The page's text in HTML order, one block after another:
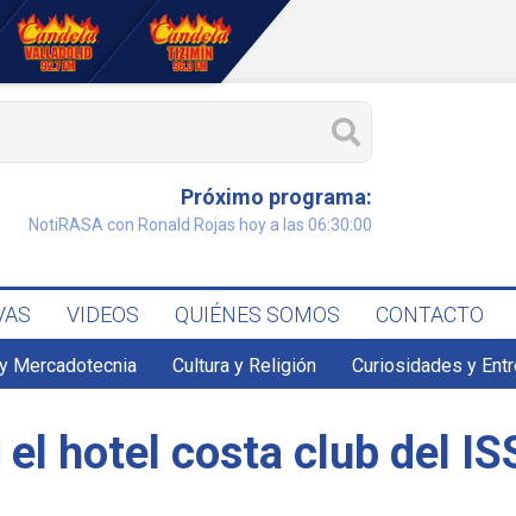
Próximo programa:
NotiRASA con Ronald Rojas hoy a las 06:30:00
VIDEOS QUIÉNES SOMOS CONTACTO
Mercadotecnia Cultura y Religión Curiosidades y
hotel costa club del